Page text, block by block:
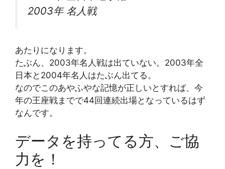
2003年 名人戦
あたりになります。
たぶん、2003年名人戦は出ていない。2003年全
日本と2004年名人はたぶん出てる。
なのでこのあやふやな記憶が正しいとすれば、今
年の王座戦までで44回連続出場となっているはず
なんです。
データを持ってる方、ご協
力を！